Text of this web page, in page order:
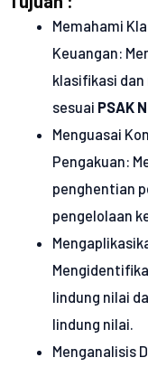
Memahami
Keuangan:
klasifikasi
sesuai PSAK
Menguasai
Pengakuan:
penghentian
pengelolaan
lindung nilai
lindung nilai.
Menganalisis